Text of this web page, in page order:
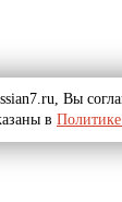
Вы
в